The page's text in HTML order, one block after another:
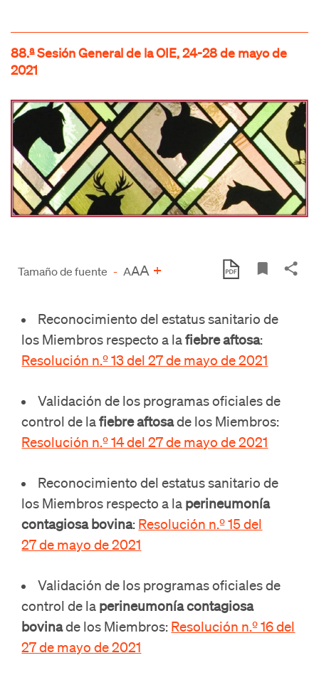
88.ª Sesión General de la OIE, 24-28 de mayo de
2021
Tamaño de fuente - AAA +
Reconocimiento del estatus sanitario de
los Miembros respecto a lafiebre aftosa:
Resolución n.º 13 del 27 de mayo de 2021
Validación de los programas oficiales de
control de lafiebre aftosade los Miembros:
Resolución n.º 14 del 27 de mayo de 2021
Reconocimiento del estatus sanitario de
los Miembros respecto a la perineumonía
contagiosa bovina: Resolución n.º 15 del
27 de mayo de 2021
Validación de los programas oficiales de
control de la perineumonía contagiosa
bovinade los Miembros: Resolución n.º 16 del
27 de mayo de 2021